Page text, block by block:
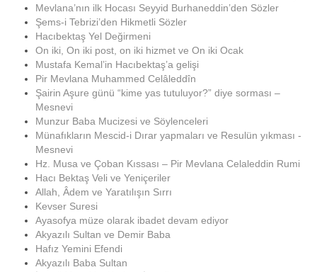
Mevlana’nın ilk Hocası Seyyid Burhaneddin’den Sözler
Şems-i Tebrizi’den Hikmetli Sözler
Hacıbektaş Yel Değirmeni
On iki, On iki post, on iki hizmet ve On iki Ocak
Mustafa Kemal’in Hacıbektaş’a gelişi
Pir Mevlana Muhammed Celâleddîn
Şairin Aşure günü “kime yas tutuluyor?” diye sorması –
Mesnevi
Munzur Baba Mucizesi ve Söylenceleri
Münafıkların Mescid-i Dırar yapmaları ve Resulün yıkması -
Mesnevi
Hz. Musa ve Çoban Kıssası – Pir Mevlana Celaleddin Rumi
Hacı Bektaş Veli ve Yeniçeriler
Allah, Âdem ve Yaratılışın Sırrı
Kevser Suresi
Ayasofya müze olarak ibadet devam ediyor
Akyazılı Sultan ve Demir Baba
Hafız Yemini Efendi
Akyazılı Baba Sultan